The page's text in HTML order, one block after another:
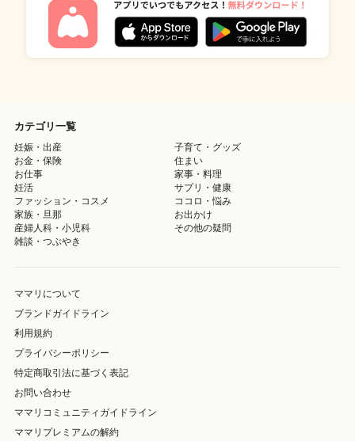
カテゴリ一覧
妊娠・出産
子育て・グッズ
お金・保険
住まい
お仕事
家事・料理
妊活
サプリ・健康
ファッション・コスメ
ココロ・悩み
家族・旦那
お出かけ
産婦人科・小児科
その他の疑問
雑談・つぶやき
ママリについて
ブランドガイドライン
利用規約
プライバシーポリシー
特定商取引法に基づく表記
お問い合わせ
ママリコミュニティガイドライン
ママリプレミアムの解約